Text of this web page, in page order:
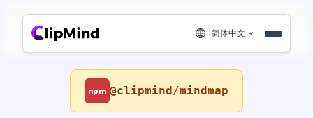
简体中文
npm @clipmind/mindmap